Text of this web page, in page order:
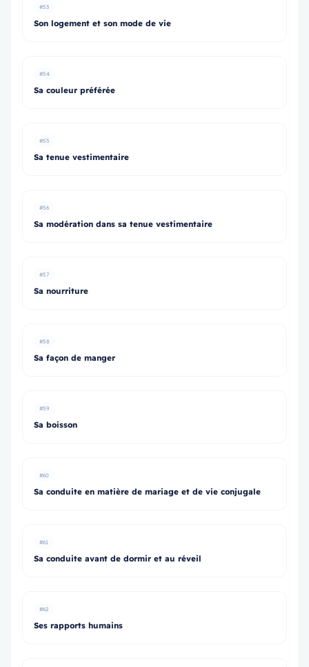
#53
Son logement et son mode de vie
#54
Sa couleur préférée
#55
Sa tenue vestimentaire
#56
Sa modération dans sa tenue vestimentaire
#57
Sa nourriture
#58
Sa façon de manger
#59
Sa boisson
#60
Sa conduite en matière de mariage et de vie conjugale
#61
Sa conduite avant de dormir et au réveil
#62
Ses rapports humains